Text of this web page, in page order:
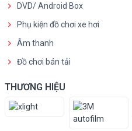
DVD/ Android Box
Phụ kiện đồ chơi xe hơi
Âm thanh
Đồ chơi bán tải
THƯƠNG HIỆU